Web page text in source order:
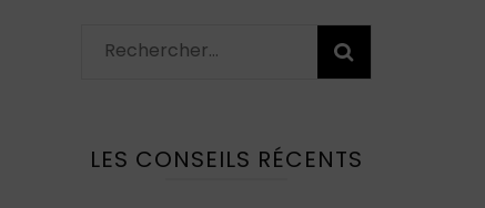
Rechercher :
LES CONSEILS RÉCENTS